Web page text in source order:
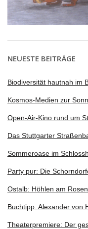
NEUESTE BEITRÄGE
Biodiversität hautnah im
Kosmos-Medien zur
Open-Air-Kino rund um
Das Stuttgarter
Sommeroase im
Party pur: Die
Ostalb: Höhlen am
Buchtipp: Alexander von
Theaterpremiere: Der